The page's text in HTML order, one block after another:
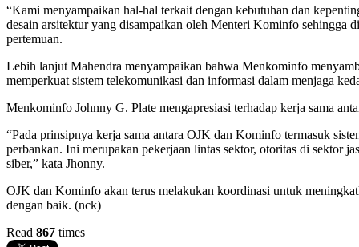
“Kami menyampaikan hal-hal terkait dengan kebutuhan dan
desain arsitektur yang disampaikan oleh Menteri Kominfo sehingga
pertemuan.
Lebih lanjut Mahendra menyampaikan bahwa Menkominfo
memperkuat sistem telekomunikasi dan informasi dalam menjaga
Menkominfo Johnny G. Plate mengapresiasi terhadap kerja sama
“Pada prinsipnya kerja sama antara OJK dan Kominfo termasuk
perbankan. Ini merupakan pekerjaan lintas sektor, otoritas di sektor
siber,” kata Jhonny.
OJK dan Kominfo akan terus melakukan koordinasi untuk
dengan baik. (nck)
Read 867 times